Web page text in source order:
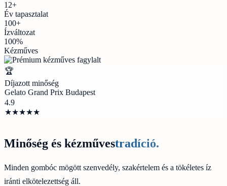
12+
Év tapasztalat
100+
Ízváltozat
100%
Kézműves
🏆
Díjazott minőség
Gelato Grand Prix Budapest
4.9
★★★★★
Minőség és kézművestradíció.
Minden gombóc mögött szenvedély, szakértelem és a tökéletes íz
iránti elkötelezettség áll.